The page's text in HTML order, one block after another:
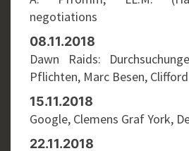
negotiations
08.11.2018
Dawn Raids:
Pflichten, Marc Besen,
15.11.2018
Google, Clemens Graf York,
22.11.2018